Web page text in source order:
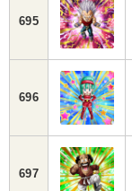
695
696
697